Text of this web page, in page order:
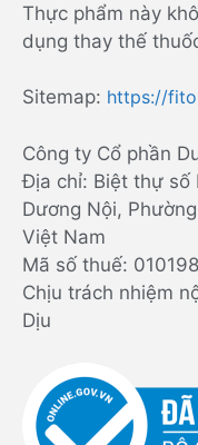
Thực phẩm này
dụng thay thế
Sitemap: https://
Công ty Cổ phần
Địa chỉ: Biệt thự số
Dương Nội,
Việt Nam
Mã số thuế:
Chịu trách nhiệm
Dịu